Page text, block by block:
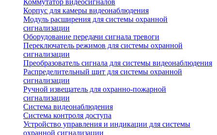
Коммутатор видеосигналов
Корпус для камеры видеонаблюдения
Модуль расширения для системы охранной
сигнализации
Оборудование передачи сигнала тревоги
Переключатель режимов для системы охранной
сигнализации
Преобразователь сигнала для системы видеонаблюдения
Распределительный щит для системы охранной
сигнализации
Ручной извещатель для охранно-пожарной
сигнализации
Система видеонаблюдения
Система контроля доступа
Устройство управления и индикации для системы
охранной сигнализации